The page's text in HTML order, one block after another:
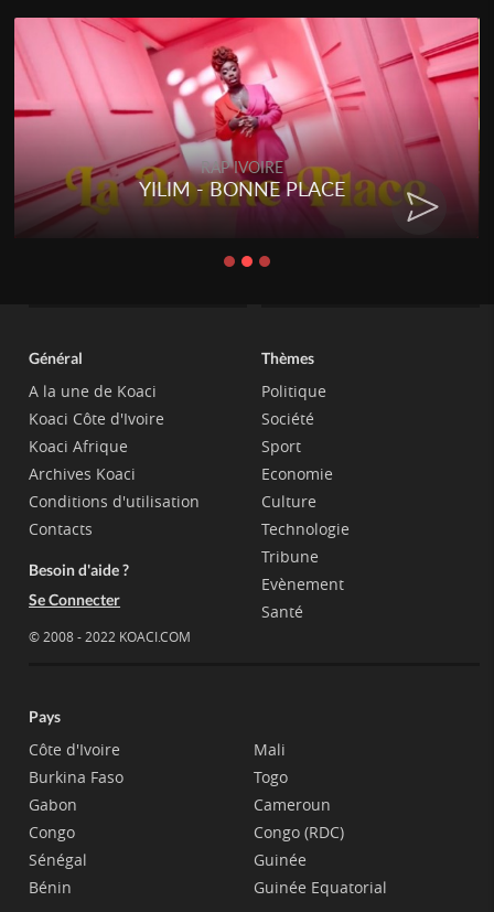
RAP IVOIRE
YILIM - BONNE PLACE
Général
A la une de Koaci
Koaci Côte d'Ivoire
Koaci Afrique
Archives Koaci
Conditions d'utilisation
Contacts
Besoin d'aide ?
Se Connecter
© 2008 - 2022 KOACI.COM
Thèmes
Politique
Société
Sport
Economie
Culture
Technologie
Tribune
Evènement
Santé
Pays
Côte d'Ivoire
Burkina Faso
Gabon
Congo
Sénégal
Bénin
Mali
Togo
Cameroun
Congo (RDC)
Guinée
Guinée Equatorial